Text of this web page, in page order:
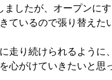
ましたが、オープンに
ているので張り替えた
走り続けられるように
心がけていきたいと思